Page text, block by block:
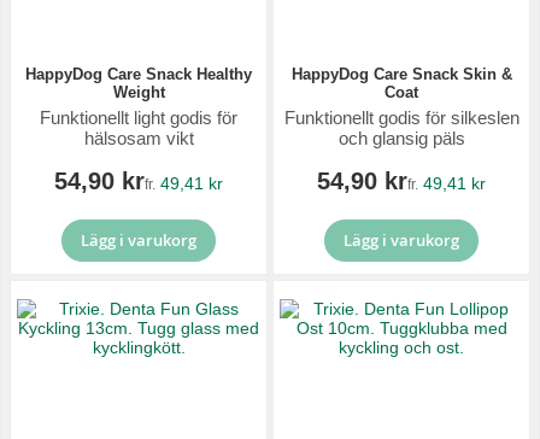
HappyDog Care Snack Healthy
Weight
Funktionellt light godis för
hälsosam vikt
54,90 krfr. 49,41 kr
Lägg i varukorg
HappyDog Care Snack Skin &
Coat
Funktionellt godis för silkeslen
och glansig päls
54,90 krfr. 49,41 kr
Lägg i varukorg